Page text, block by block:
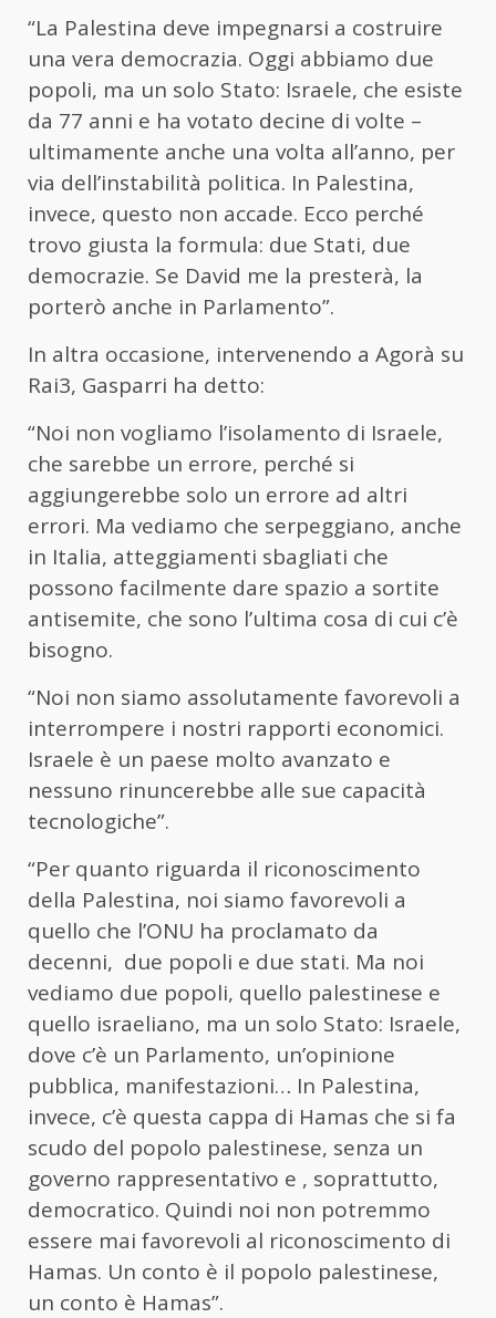
“La Palestina deve impegnarsi a costruire
una vera democrazia. Oggi abbiamo due
popoli, ma un solo Stato: Israele, che esiste
da 77 anni e ha votato decine di volte –
ultimamente anche una volta all’anno, per
via dell’instabilità politica. In Palestina,
invece, questo non accade. Ecco perché
trovo giusta la formula: due Stati, due
democrazie. Se David me la presterà, la
porterò anche in Parlamento”.
In altra occasione, intervenendo a Agorà su
Rai3, Gasparri ha detto:
“Noi non vogliamo l’isolamento di Israele,
che sarebbe un errore, perché si
aggiungerebbe solo un errore ad altri
errori. Ma vediamo che serpeggiano, anche
in Italia, atteggiamenti sbagliati che
possono facilmente dare spazio a sortite
antisemite, che sono l’ultima cosa di cui c’è
bisogno.
“Noi non siamo assolutamente favorevoli a
interrompere i nostri rapporti economici.
Israele è un paese molto avanzato e
nessuno rinuncerebbe alle sue capacità
tecnologiche”.
“Per quanto riguarda il riconoscimento
della Palestina, noi siamo favorevoli a
quello che l’ONU ha proclamato da
decenni, due popoli e due stati. Ma noi
vediamo due popoli, quello palestinese e
quello israeliano, ma un solo Stato: Israele,
dove c’è un Parlamento, un’opinione
pubblica, manifestazioni… In Palestina,
invece, c’è questa cappa di Hamas che si fa
scudo del popolo palestinese, senza un
governo rappresentativo e , soprattutto,
democratico. Quindi noi non potremmo
essere mai favorevoli al riconoscimento di
Hamas. Un conto è il popolo palestinese,
un conto è Hamas”.